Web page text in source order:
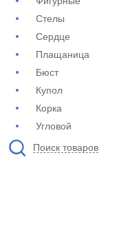
Стелы
Сердце
Плащаница
Бюст
Купол
Корка
Угловой
Поиск товаров